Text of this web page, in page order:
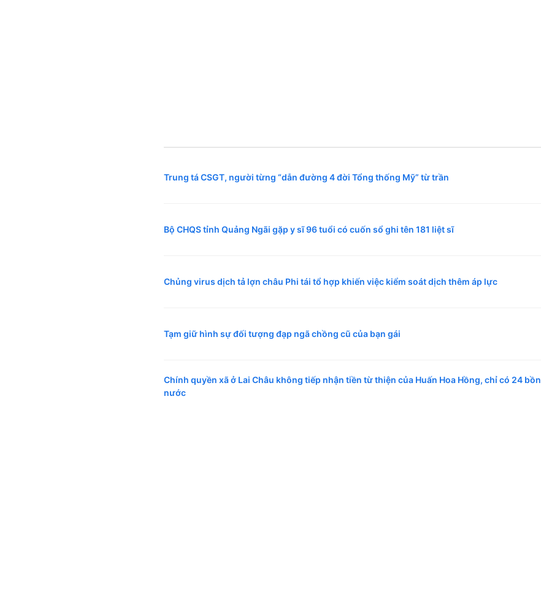
Trung tá CSGT, người từng “dẫn đường 4 đời Tổng thống Mỹ” từ trần
Bộ CHQS tỉnh Quảng Ngãi gặp y sĩ 96 tuổi có cuốn sổ ghi tên 181 liệt sĩ
Chủng virus dịch tả lợn châu Phi tái tổ hợp khiến việc kiểm soát dịch thêm áp lực
Tạm giữ hình sự đối tượng đạp ngã chồng cũ của bạn gái
Chính quyền xã ở Lai Châu không tiếp nhận tiền từ thiện của Huấn Hoa Hồng, chỉ có 24 bồn
nước